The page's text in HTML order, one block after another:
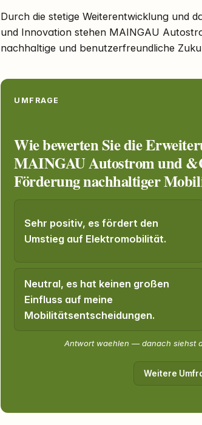
Durch die stetige Weiterentwicklung und
und Innovation stehen MAINGAU
nachhaltige und benutzerfreundliche
UMFRAGE
Wie bewerten Sie die
MAINGAU Autostrom und
Förderung nachhaltiger
Sehr positiv, es fördert den
Umstieg auf Elektromobilität.
Neutral, es hat keinen großen
Einfluss auf meine
Mobilitätsentscheidungen.
Antwort waehlen — danach siehst
Weitere